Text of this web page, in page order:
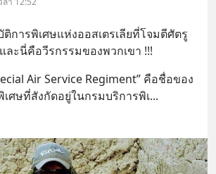
บัติการพิเศษแห่งออสเตรเลียที่โจมตีศัตรู
ละนี่คือวีรกรรมของพวกเขา !!!
Air Service Regiment” คือชื่อของ
ศษที่สังกัดอยู่ในกรมบริการพิเ...